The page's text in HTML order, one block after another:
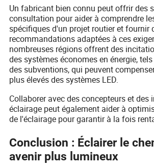
Un fabricant bien connu peut offrir des
consultation pour aider à comprendre
spécifiques d'un projet routier et fournir
recommandations adaptées à ces
nombreuses régions offrent des
des systèmes économes en énergie,
des subventions, qui peuvent
plus élevés des systèmes LED.
Collaborer avec des concepteurs et des
éclairage peut également aider à
de l'éclairage pour garantir à la fois
Conclusion : Éclairer le
avenir plus lumineux